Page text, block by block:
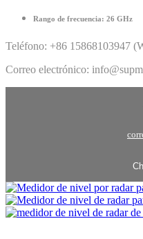
Rango de frecuencia: 26 GHz
Teléfono: +86 15868103947
Correo electrónico: